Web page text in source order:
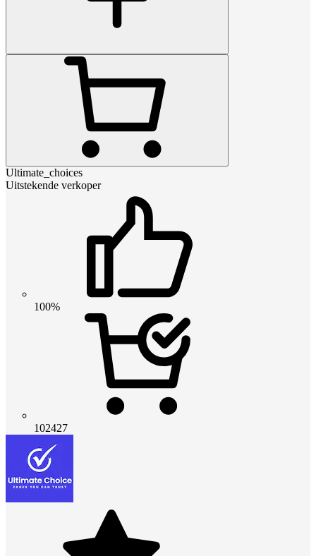
Ultimate_choices
Uitstekende verkoper
100%
102427